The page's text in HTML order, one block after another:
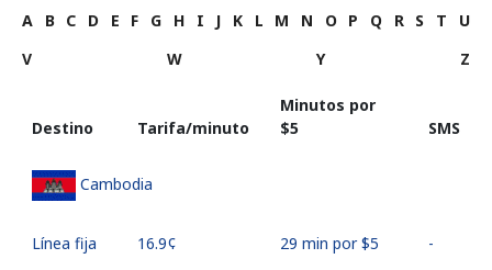
A B C D E F G H I J K L M N O P Q R S T
U
V
W Y Z
Destino Tarifa/minuto
Minutos por
⁦$5⁩
SMS
Cambodia
Línea fija ⁦16.9¢⁩ 29 min por ⁦$5⁩ -